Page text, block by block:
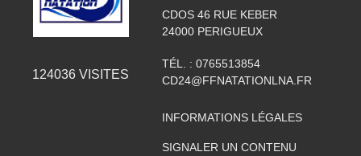
124036 VISITES
CDOS 46 RUE KEBER
24000 PERIGUEUX
TÉL. : 0765513854
CD24@FFNATATIONLNA.FR
INFORMATIONS LÉGALES
SIGNALER UN CONTENU